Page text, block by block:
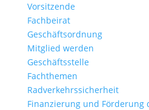
Vorsitzende
Fachbeirat
Geschäftsordnung
Mitglied werden
Geschäftsstelle
Fachthemen
Radverkehrssicherheit
Finanzierung und Förderung